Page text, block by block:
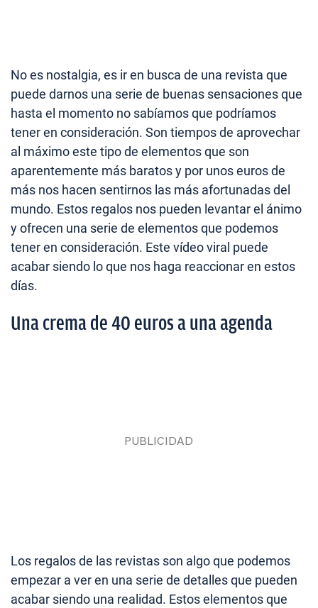
No es nostalgia, es ir en busca de una revista que
puede darnos una serie de buenas sensaciones que
hasta el momento no sabíamos que podríamos
tener en consideración. Son tiempos de aprovechar
al máximo este tipo de elementos que son
aparentemente más baratos y por unos euros de
más nos hacen sentirnos las más afortunadas del
mundo. Estos regalos nos pueden levantar el ánimo
y ofrecen una serie de elementos que podemos
tener en consideración. Este vídeo viral puede
acabar siendo lo que nos haga reaccionar en estos
días.
Una crema de 40 euros a una agenda
Los regalos de las revistas son algo que podemos
empezar a ver en una serie de detalles que pueden
acabar siendo una realidad. Estos elementos que